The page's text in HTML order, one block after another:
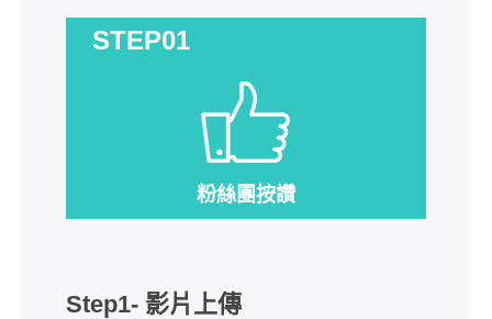
STEP01
粉絲團按讚
Step1- 影片上傳